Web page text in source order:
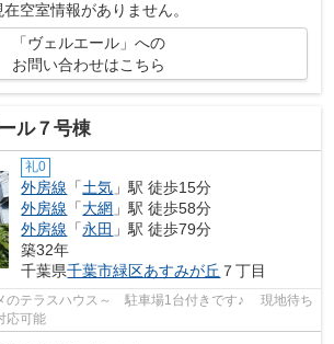
在空室情報がありません。
「ヴェルエール」への
お問い合わせはこちら
ル７号棟
礼0
外房線 「土気 」駅 徒歩15分
外房線 「大網 」駅 徒歩58分
外房線 「永田 」駅 徒歩79分
築32年
千葉県千葉市緑区あすみが丘 ７丁目
のテラスハウス～ 駐車場1台付きです♪ 現地待ち
応可能